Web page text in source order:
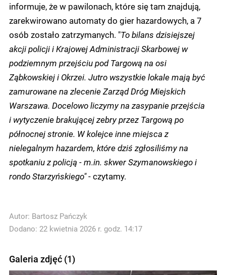
informuje, że w pawilonach, które się tam znajdują,
zarekwirowano automaty do gier hazardowych, a 7
osób zostało zatrzymanych. "To bilans dzisiejszej
akcji policji i Krajowej Administracji Skarbowej w
podziemnym przejściu pod Targową na osi
Ząbkowskiej i Okrzei. Jutro wszystkie lokale mają być
zamurowane na zlecenie Zarząd Dróg Miejskich
Warszawa. Docelowo liczymy na zasypanie przejścia
i wytyczenie brakującej zebry przez Targową po
północnej stronie. W kolejce inne miejsca z
nielegalnym hazardem, które dziś zgłosiliśmy na
spotkaniu z policją - m.in. skwer Szymanowskiego i
rondo Starzyńskiego"- czytamy.
Autor: Bartosz Pańczyk
Dodano: 22 kwietnia 2026 r. godz. 14:17
Galeria zdjęć (1)